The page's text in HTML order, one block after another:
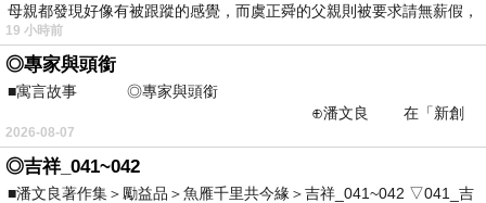
母親都發現好像有被跟蹤的感覺，而虞正舜的父親則被要求請無薪假，
19 小時前
◎專家與頭銜
■寓言故事 ◎專家與頭銜
⊕潘文良 在「新創
之谷」裡——
2026-08-07
◎吉祥_041~042
■潘文良著作集＞勵益品＞魚雁千里共今緣＞吉祥_041~042 ▽041_吉